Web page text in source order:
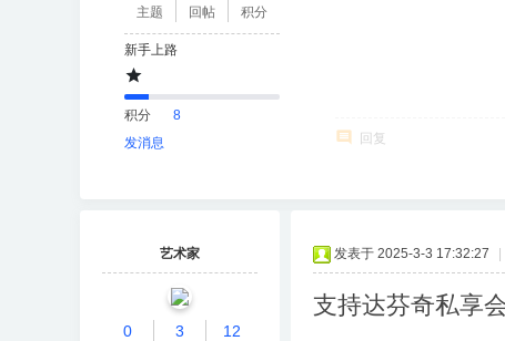
主题 回帖 积分
新手上路
积分
8
发消息
回复
艺术家
0 3 12
发表于 2025-3-3 17:32:27
支持达芬奇私享